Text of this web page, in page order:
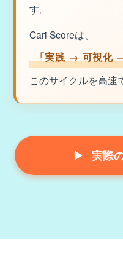
す。
Cari-Scoreは、
「実践 → 可視化
このサイクルを高速
▶ 実際